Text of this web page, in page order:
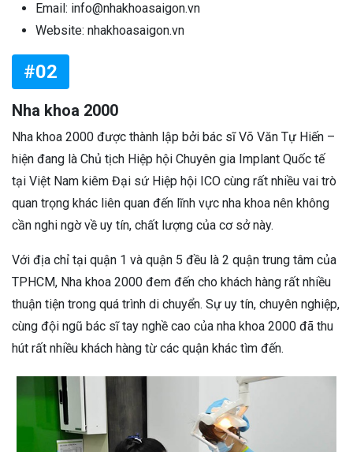
Email: info@nhakhoasaigon.vn
Website: nhakhoasaigon.vn
#02
Nha khoa 2000
Nha khoa 2000 được thành lập bởi bác sĩ Võ Văn Tự Hiến –
hiện đang là Chủ tịch Hiệp hội Chuyên gia Implant Quốc tế
tại Việt Nam kiêm Đại sứ Hiệp hội ICO cùng rất nhiều vai trò
quan trọng khác liên quan đến lĩnh vực nha khoa nên không
cần nghi ngờ về uy tín, chất lượng của cơ sở này.
Với địa chỉ tại quận 1 và quận 5 đều là 2 quận trung tâm của
TPHCM, Nha khoa 2000 đem đến cho khách hàng rất nhiều
thuận tiện trong quá trình di chuyển. Sự uy tín, chuyên nghiệp,
cùng đội ngũ bác sĩ tay nghề cao của nha khoa 2000 đã thu
hút rất nhiều khách hàng từ các quận khác tìm đến.